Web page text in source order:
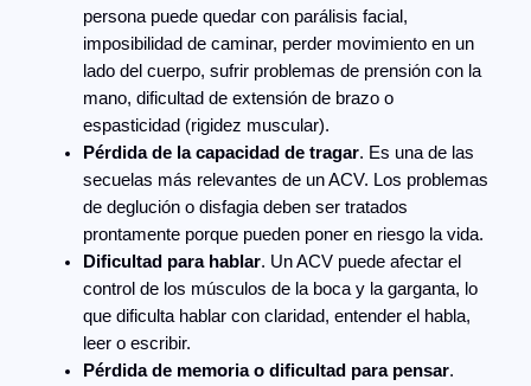
persona puede quedar con parálisis facial,
imposibilidad de caminar, perder movimiento en un
lado del cuerpo, sufrir problemas de prensión con la
mano, dificultad de extensión de brazo o
espasticidad (rigidez muscular).
Pérdida de la capacidad de tragar. Es una de las
secuelas más relevantes de un ACV. Los problemas
de deglución o disfagia deben ser tratados
prontamente porque pueden poner en riesgo la vida.
Dificultad para hablar. Un ACV puede afectar el
control de los músculos de la boca y la garganta, lo
que dificulta hablar con claridad, entender el habla,
leer o escribir.
Pérdida de memoria o dificultad para pensar.